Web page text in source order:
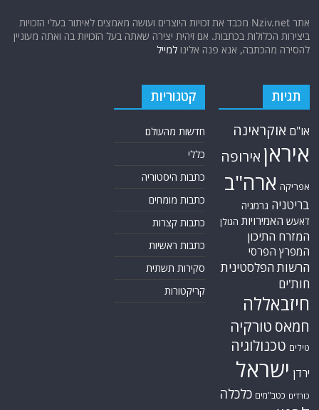
אתר Nziv.net מכבד את זכויות היוצרים ועושה מאמצים לאיתור בעלי הזכויות
ביצירות הכלולות בכתבות. אם זיהית יצירה שאתה בעל הזכויות בה ואתה מעוניין
להסירה מהכתבה, אנא פנה אלינולמייל
תגיות
או"ם אוקראינה
איראן אירופה
אפריקה ארה"ב
בריטניה גרמניה
דאעש האמירויות הגולן
המזרח התיכון
המפרץ הפרסי
הרשות הפלסטינית
חות'ים
חיזבאללה
חמאס טורקיה
טילים טכנולוגיה
ירדן ישראל
כורדים כטב"מים כלכלה
קטגוריות
חדשות מהעולם
כללי
כתבות היסטוריה
כתבות מומחים
כתבות קצרות
כתבות ראשיות
סקירות תשתית
קריקטורות